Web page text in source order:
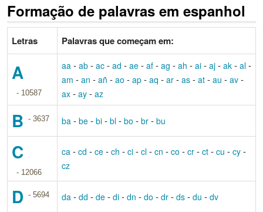
Formação de palavras em espanhol
Letras Palavras que começam em:
A
- 10587
aa - ab - ac - ad - ae - af - ag - ah - ai - aj - ak - al -
am - an - añ - ao - ap - aq - ar - as - at - au - av -
ax - ay - az
B - 3637 ba - be - bi - bl - bo - br - bu
C
- 12066
ca - cd - ce - ch - ci - cl - cn - co - cr - ct - cu - cy -
cz
D - 5694 da - dd - de - di - dn - do - dr - ds - du - dv